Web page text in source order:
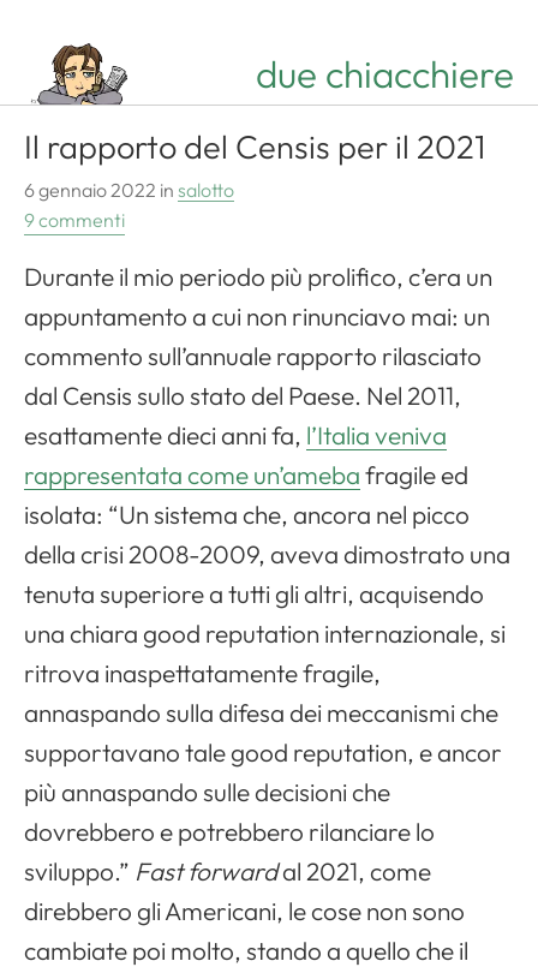
due chiacchiere
Il rapporto del Censis per il 2021
6 gennaio 2022 in salotto
9 commenti
Durante il mio periodo più prolifico, c’era un
appuntamento a cui non rinunciavo mai: un
commento sull’annuale rapporto rilasciato
dal Censis sullo stato del Paese. Nel 2011,
esattamente dieci anni fa, l’Italia veniva
rappresentata come un’amebafragile ed
isolata: “Un sistema che, ancora nel picco
della crisi 2008-2009, aveva dimostrato una
tenuta superiore a tutti gli altri, acquisendo
una chiara good reputation internazionale, si
ritrova inaspettatamente fragile,
annaspando sulla difesa dei meccanismi che
supportavano tale good reputation, e ancor
più annaspando sulle decisioni che
dovrebbero e potrebbero rilanciare lo
sviluppo.” Fast forwardal 2021, come
direbbero gli Americani, le cose non sono
cambiate poi molto, stando a quello che il